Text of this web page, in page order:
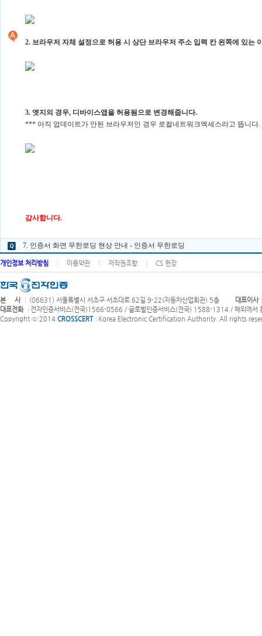
2. 브라우저 자체 설정으로 허용 시 상단 브라우저 주소 입력 칸 왼쪽에 있는
3. 엣지의 경우, 디바이스앱을 허용됨으로 변경해줍니다.
*** 아직 업데이트가 안된 브라우저인 경우 로컬네트워크엑세스라고 뜹니다.
감사합니다.
7. 인증서 화면 무한로딩 현상 안내 - 인증서 무한로딩
개인정보 처리방침 이용약관 저작권조항 CS 헌장
본 사 (06631) 서울특별시 서초구 서초대로 62길 9-22(자동차산업회관) 5층 대표이사
대표전화
전자인증서비스(전국)1566-0566 / 글로벌인증서비스(전국) 1588-1314 / 해외에
Copyright ⓒ 2014 CROSSCERT Korea Electronic Certification Authority. All rights